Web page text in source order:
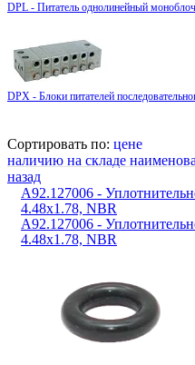
DPL - Питатель однолинейный
DPX - Блоки питателей
Сортировать по: цене
наличию на складе
назад
A92.127006 -
4.48x1.78, NBR
A92.127006 -
4.48x1.78, NBR